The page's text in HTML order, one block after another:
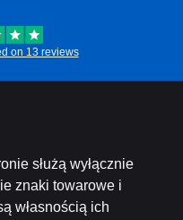
on 13 reviews
służą wyłącznie
znaki towarowe i
własnością ich